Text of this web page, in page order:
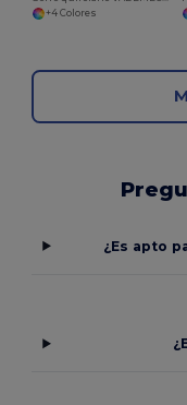
+4 Colores
¿Es apto